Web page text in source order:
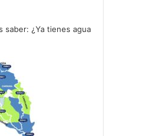
saber: ¿Ya tienes agua